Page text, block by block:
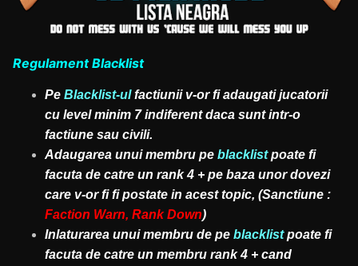
Regulament Blacklist
Pe Blacklist-ulfactiunii v-or fi adaugati jucatorii
cu level minim 7 indiferent daca sunt intr-o
factiune sau civili.
Adaugarea unui membru pe blacklistpoate fi
facuta de catre un rank 4 + pe baza unor dovezi
care v-or fi fi postate in acest topic, (Sanctiune :
Faction Warn, Rank Down)
Inlaturarea unui membru de pe blacklistpoate fi
facuta de catre un membru rank 4 + cand